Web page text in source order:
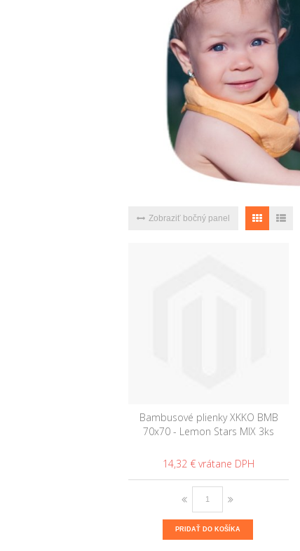
Zobraziť bočný panel
Bambusové plienky XKKO BMB
70x70 - Lemon Stars MIX 3ks
14,32 €
PRIDAŤ DO KOŠÍKA